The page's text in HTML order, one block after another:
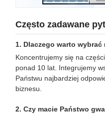
Często zadawane
1. Dlaczego warto wybrać
Koncentrujemy się na
ponad 10 lat. Integrujemy
Państwu najbardziej
biznesu.
2. Czy macie Państwo